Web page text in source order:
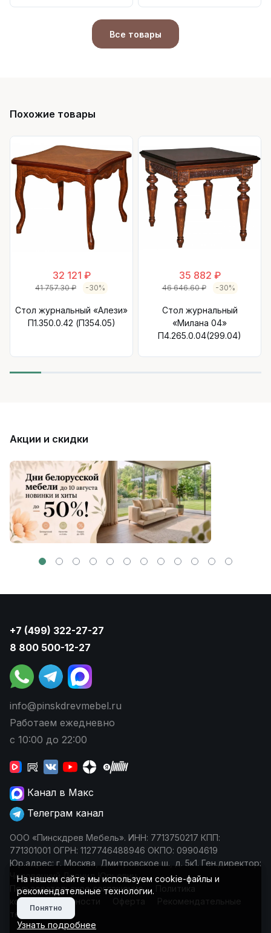
Все товары
Похожие товары
32 121 ₽
41 757.30 ₽ -30%
Стол журнальный «Алези»
П1.350.0.42 (П354.05)
35 882 ₽
46 646.60 ₽ -30%
Стол журнальный
«Милана 04»
П4.265.0.04(299.04)
Акции и скидки
+7 (499) 322-27-27
8 800 500-12-27
info@pinskdrevmebel.ru
Работаем ежедневно
с 10:00 до 22:00
Канал в Макс
Телеграм канал
ООО «Пинскдрев Мебель». ИНН: 7713750217 КПП:
771301001 ОГРН: 1127746488946 ОКПО: 09904619
Юр.адрес: г. Москва, Дмитровское ш., д. 5к1. Ген.директор:
Чеповецкий Леонид Юрьевич
Пользовательское соглашение
Политика
конфиденциальности
Оферта
Рекомендательные
технологии
На нашем сайте мы используем cookie-файлы и
рекомендательные технологии.
Понятно
Узнать подробнее